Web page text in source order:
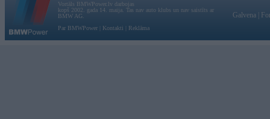
Vortāls BMWPower.lv darbojas
kopš 2002. gada 14. maija. Tas nav auto klubs un nav saistīts ar
BMW AG.
Par BMWPower
Kontakti Reklāma
Galvena